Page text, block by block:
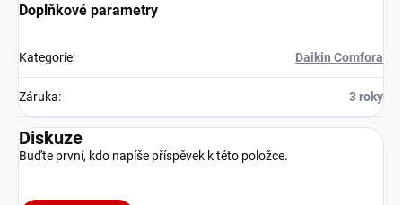
Doplňkové parametry
Kategorie: Daikin Comfora
Záruka: 3 roky
Diskuze
Buďte první, kdo napíše příspěvek k této položce.